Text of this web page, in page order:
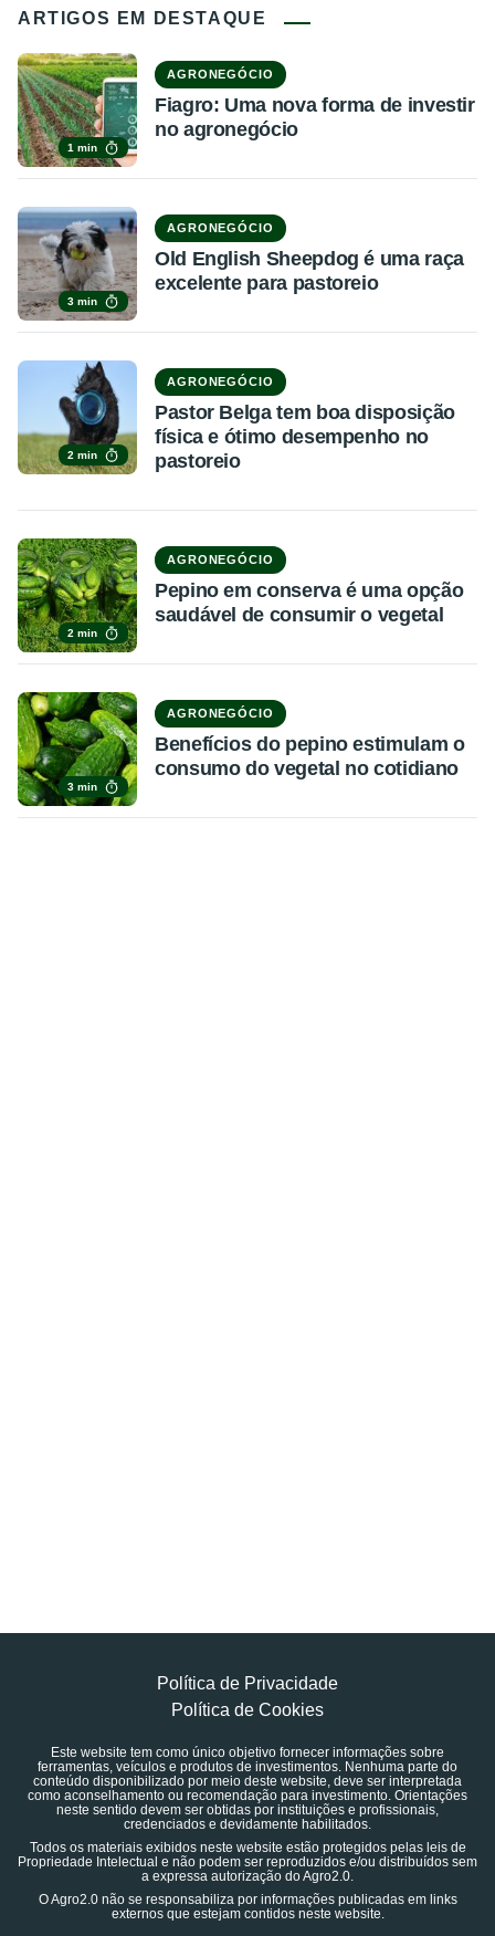
ARTIGOS EM DESTAQUE
1 min
AGRONEGÓCIO
Fiagro: Uma nova forma de investir
no agronegócio
3 min
AGRONEGÓCIO
Old English Sheepdog é uma raça
excelente para pastoreio
2 min
AGRONEGÓCIO
Pastor Belga tem boa disposição
física e ótimo desempenho no
pastoreio
2 min
AGRONEGÓCIO
Pepino em conserva é uma opção
saudável de consumir o vegetal
3 min
AGRONEGÓCIO
Benefícios do pepino estimulam o
consumo do vegetal no cotidiano
Política de Privacidade
Política de Cookies
Este website tem como único objetivo fornecer informações sobre
ferramentas, veículos e produtos de investimentos. Nenhuma parte do
conteúdo disponibilizado por meio deste website, deve ser interpretada
como aconselhamento ou recomendação para investimento. Orientações
neste sentido devem ser obtidas por instituições e profissionais,
credenciados e devidamente habilitados.
Todos os materiais exibidos neste website estão protegidos pelas leis de
Propriedade Intelectual e não podem ser reproduzidos e/ou distribuídos sem
a expressa autorização do Agro2.0.
O Agro2.0 não se responsabiliza por informações publicadas em links
externos que estejam contidos neste website.